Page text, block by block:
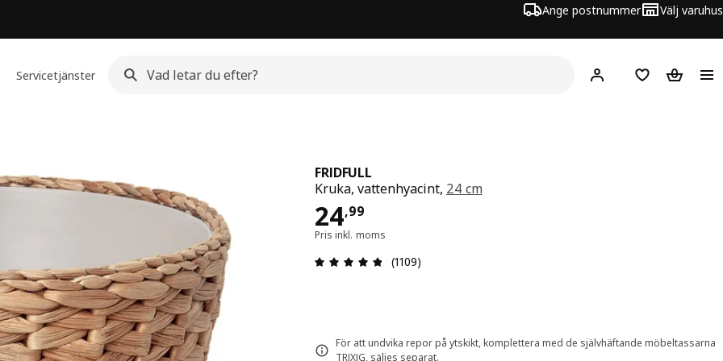
Ange postnummer Välj varuhus
Servicetjänster Hej! Logga inInköpslistaVarukorg
FRIDFULL
Kruka, vattenhyacint, 24 cm
24,99
Pris 24,99
Pris inkl. moms
Recension: 4.8 / 5 stjärnor. Totalt antal recensioner: 1109
(1109)
För att undvika repor på ytskikt, komplettera med de självhäftande möbeltassarna
TRIXIG, säljes separat.